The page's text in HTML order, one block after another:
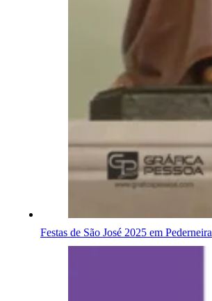
Festas de São José 2025 em Pederneira